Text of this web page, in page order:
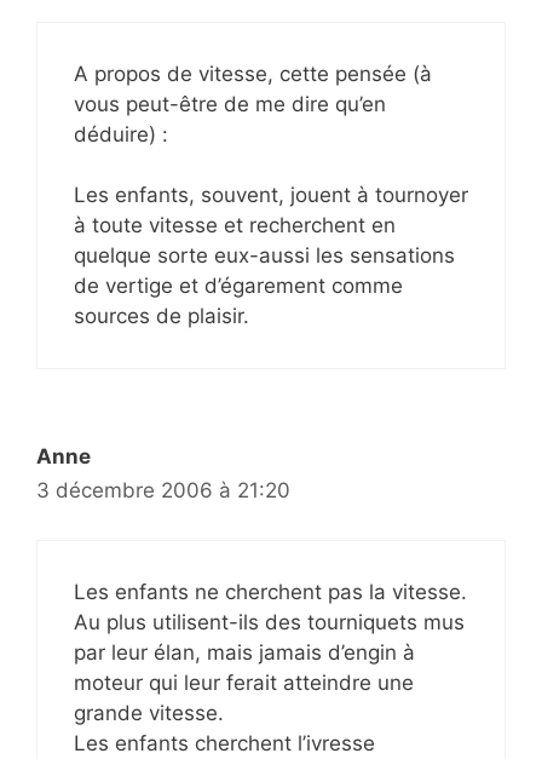
A propos de vitesse, cette pensée (à
vous peut-être de me dire qu’en
déduire) :
Les enfants, souvent, jouent à tournoyer
à toute vitesse et recherchent en
quelque sorte eux-aussi les sensations
de vertige et d’égarement comme
sources de plaisir.
Anne
3 décembre 2006 à 21:20
Les enfants ne cherchent pas la vitesse.
Au plus utilisent-ils des tourniquets mus
par leur élan, mais jamais d’engin à
moteur qui leur ferait atteindre une
grande vitesse.
Les enfants cherchent l’ivresse